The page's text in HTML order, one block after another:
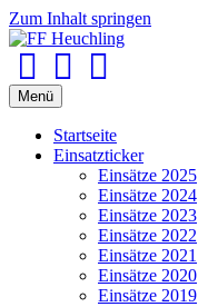
Zum Inhalt springen
Menü
Startseite
Einsatzticker
Einsätze 2025
Einsätze 2024
Einsätze 2023
Einsätze 2022
Einsätze 2021
Einsätze 2020
Einsätze 2019